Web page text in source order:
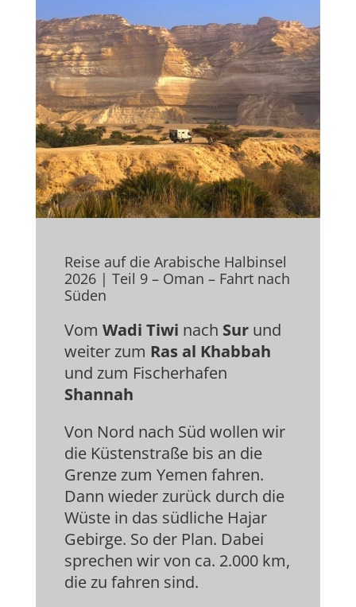
Oman
Reise auf die Arabische Halbinsel
2026 | Teil 9 – Oman – Fahrt nach
Süden
Vom Wadi Tiwi nach Sur und
weiter zum Ras al Khabbah
und zum Fischerhafen
Shannah
Von Nord nach Süd wollen wir
die Küstenstraße bis an die
Grenze zum Yemen fahren.
Dann wieder zurück durch die
Wüste in das südliche Hajar
Gebirge. So der Plan. Dabei
sprechen wir von ca. 2.000 km,
die zu fahren sind.